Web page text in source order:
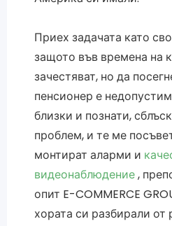
Приех задачата като
защото във времена на
зачестяват, но да
пенсионер е
близки и познати,
проблем, и те ме
монтират аларми и
видеонаблюдение,
опит E-COMMERCE
хората си разбирали от